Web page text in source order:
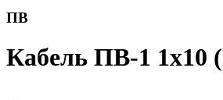
ПВ
Кабель ПВ-1 1x10